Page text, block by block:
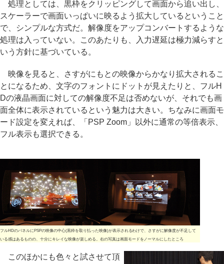
処理としては、黒枠をクリッピングして画面から追い出し、
スケーラーで画面いっぱいに映るよう拡大しているということ
で、シンプルな方式だ。解像度をアップコンバートするような
処理は入っていない。このあたりも、入力遅延は極力減らすと
いう方針に基づいている。
映像を見ると、さすがにもとの映像からかなり拡大されるこ
とになるため、文字のフォントにドットが見えたりと、フルH
Dの液晶画面に対しての解像度不足は否めないが、それでも画
面全体に表示されているという魅力は大きい。ちなみに画面モ
ード設定を変えれば、「PSP Zoom」以外に通常の等倍表示、
フル表示も選択できる。
フルHDのパネルにPSPの映像の中心(黒枠を取り払った映像)が表示されるわけで、さすがに解像度が不足して
いる感はあるものの、十分にキレイな映像が楽しめる。右の写真は画面モードをノーマルにしたところ
このほかにも色々と試させて頂